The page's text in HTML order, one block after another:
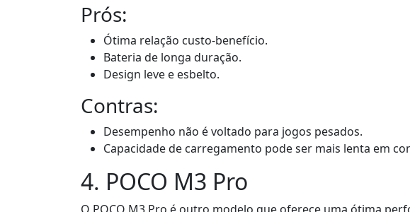
Prós:
Ótima relação custo-benefício.
Bateria de longa duração.
Design leve e esbelto.
Contras:
Desempenho não é voltado para jogos pesados.
Capacidade de carregamento pode ser mais lenta em
4. POCO M3 Pro